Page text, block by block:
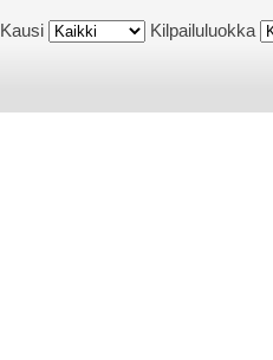
Kausi Kilpailuluokka